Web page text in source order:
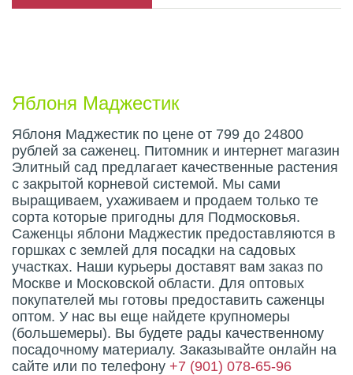
Яблоня Маджестик
Яблоня Маджестик по цене от 799 до 24800
рублей за саженец. Питомник и интернет магазин
Элитный сад предлагает качественные растения
с закрытой корневой системой. Мы сами
выращиваем, ухаживаем и продаем только те
сорта которые пригодны для Подмосковья.
Саженцы яблони Маджестик предоставляются в
горшках с землей для посадки на садовых
участках. Наши курьеры доставят вам заказ по
Москве и Московской области. Для оптовых
покупателей мы готовы предоставить саженцы
оптом. У нас вы еще найдете крупномеры
(большемеры). Вы будете рады качественному
посадочному материалу. Заказывайте онлайн на
сайте или по телефону +7 (901) 078-65-96